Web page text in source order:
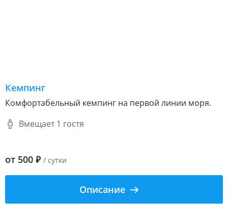
Кемпинг
Комфортабельный кемпинг на первой линии моря.
Вмещает 1 гостя
от 500 ₽ / сутки
Описание